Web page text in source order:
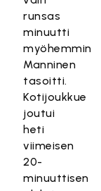
runsas
minuutti
myöhemmin
Manninen
tasoitti.
Kotijoukkue
joutui
heti
viimeisen
20-
minuuttisen